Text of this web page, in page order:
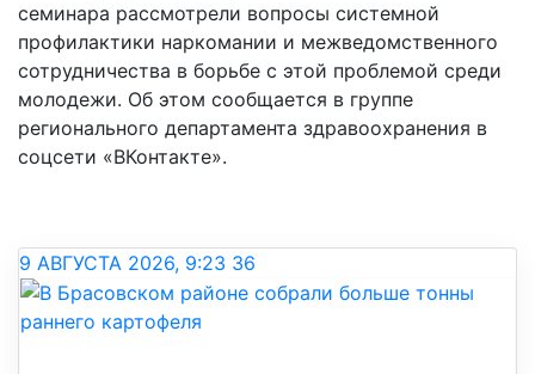
семинара рассмотрели вопросы системной
профилактики наркомании и межведомственного
сотрудничества в борьбе с этой проблемой среди
молодежи. Об этом сообщается в группе
регионального департамента здравоохранения в
соцсети «ВКонтакте».
9 АВГУСТА 2026, 9:23 36